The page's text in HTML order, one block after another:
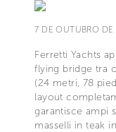
7 DE OUTUBRO
Ferretti Yachts
flying bridge tra
(24 metri, 78
layout
garantisce ampi
masselli in teak